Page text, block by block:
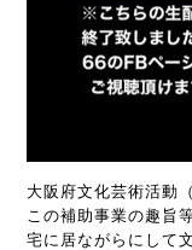
大阪府文化芸術活動
この補助事業の趣旨
宅に居ながらにして